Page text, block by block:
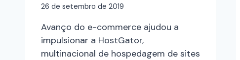
26 de setembro de 2019
Avanço do e-commerce ajudou a
impulsionar a HostGator,
multinacional de hospedagem de sites